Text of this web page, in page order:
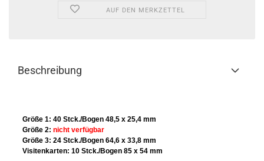
AUF DEN MERKZETTEL
Beschreibung